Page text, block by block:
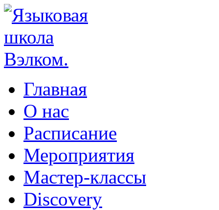
Главная
О нас
Расписание
Мероприятия
Мастер-классы
Discovery